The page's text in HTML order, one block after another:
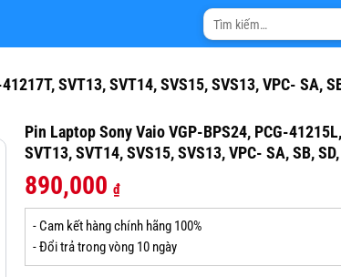
Tìm
kiếm:
SVT13, SVT14, SVS15, SVS13, VPC- SA,
Pin Laptop Sony Vaio VGP-BPS24, PCG-
SVT13, SVT14, SVS15, SVS13, VPC- SA, SB,
890,000 ₫
- Cam kết hàng chính hãng 100%
- Đổi trả trong vòng 10 ngày